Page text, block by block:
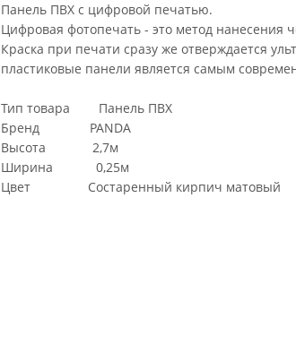
Панель ПВХ с цифровой печатью.
Цифровая фотопечать - это метод нанесения
Краска при печати сразу же отверждается
пластиковые панели является самым
Тип товара Панель ПВХ
Бренд PANDA
Высота 2,7м
Ширина 0,25м
Цвет Состаренный кирпич